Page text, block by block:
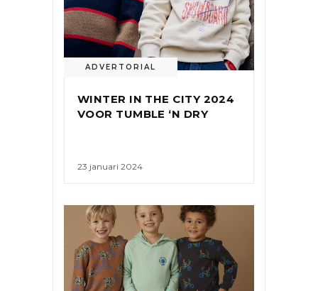
ADVERTORIAL
WINTER IN THE CITY 2024
VOOR TUMBLE ‘N DRY
23 januari 2024